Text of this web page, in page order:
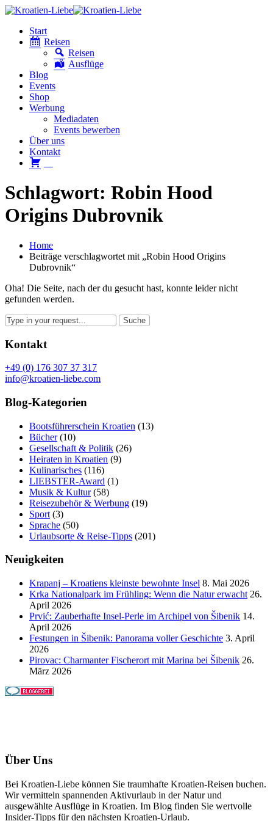
Start
Reisen
Reisen
Ausflüge
Blog
Events
Shop
Werbung
Mediadaten
Events bewerben
Über uns
Kontakt
Schlagwort: Robin Hood
Origins Dubrovnik
Home
Beiträge verschlagwortet mit „Robin Hood Origins
Dubrovnik“
Oha! Die Seite, nach der du gesucht hast, konnte leider nicht
gefunden werden.
Kontakt
+49 (0) 176 307 37 317
info@kroatien-liebe.com
Blog-Kategorien
Bootsführerschein Kroatien (13)
Bücher(10)
Gesellschaft & Politik (26)
Heiraten in Kroatien (9)
Kulinarisches (116)
LIEBSTER-Award (1)
Musik & Kultur(58)
Reisezubehör & Werbung (19)
Sport (3)
Sprache (50)
Urlaubsorte & Reise-Tipps (201)
Neuigkeiten
Krapanj – Kroatiens kleinste bewohnte Insel 8. Mai 2026
Krka Nationalpark im Frühling: Wenn die Natur erwacht 26.
April 2026
Prvić: Zauberhafte Insel-Perle im Archipel von Šibenik 14.
April 2026
Festungen in Šibenik: Panorama voller Geschichte 3. April
2026
Pirovac: Charmanter Fischerort mit Marina bei Šibenik 26.
März 2026
Über Uns
Bei Kroatien-Liebe können Sie traumhafte Kroatien-Reisen buchen.
Wir vermitteln spannenden Aktivurlaub in der Natur und
ausgewählte Ausflüge in Kroatien. Im Blog finden Sie wertvolle
Insider-Tipps für den nächsten Kroatien-Urlaub.